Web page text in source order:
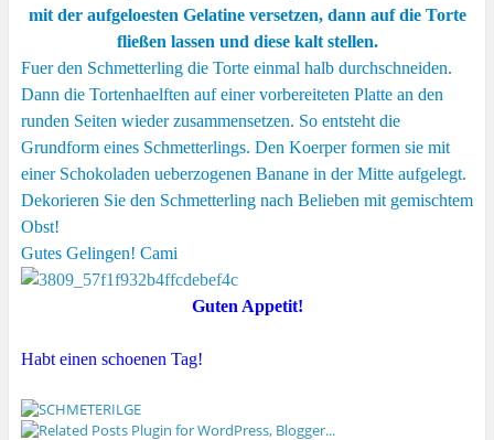
mit der aufgeloesten Gelatine versetzen, dann auf die Torte
fließen lassen und diese kalt stellen.
Fuer den Schmetterling die Torte einmal halb durchschneiden.
Dann die Tortenhaelften auf einer vorbereiteten Platte an den
runden Seiten wieder zusammensetzen. So entsteht die
Grundform eines Schmetterlings. Den Koerper formen sie mit
einer Schokoladen ueberzogenen Banane in der Mitte aufgelegt.
Dekorieren Sie den Schmetterling nach Belieben mit gemischtem
Obst!
Gutes Gelingen! Cami
Guten Appetit!
Habt einen schoenen Tag!